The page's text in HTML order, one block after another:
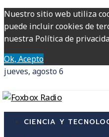
Nuestro sitio web utiliza
puede incluir cookies de
nuestra Política de
Ok, Acepto
jueves, agosto 6
CIENCIA Y